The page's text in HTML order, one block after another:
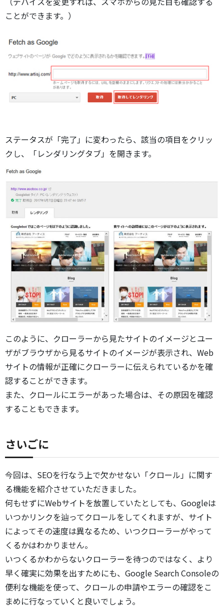
ことができます。）
ステータスが「完了」に変わったら、該当の項目をクリッ
クし、「レンダリングタブ」を開きます。
このように、クローラーから見たサイトのイメージとユー
ザがブラウザから見るサイトのイメージが表示され、Web
サイトの情報が正確にクローラーに伝えられているかを確
認することができます。
また、クロールにエラーがあった場合は、その原因を確認
することもできます。
さいごに
今回は、SEOを行なう上で欠かせない「クロール」に関す
る機能を紹介させていただきました。
何もせずにWebサイトを放置していたとしても、Googleは
いつかリンクを辿ってクロールをしてくれますが、サイト
によってその速度は異なるため、いつクローラーがやって
くるかはわかりません。
いつくるかわからないクローラーを待つのではなく、より
早く確実に効果を出すためにも、Google Search Consoleの
便利な機能を使って、クロールの申請やエラーの確認をこ
まめに行なっていくと良いでしょう。